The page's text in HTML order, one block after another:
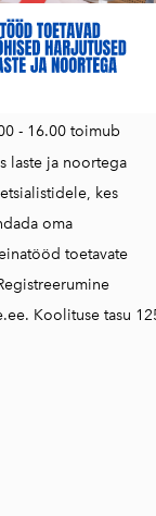
- 16.00 toimub
laste ja noortega
kes
oma
toetavate
Koolituse tasu